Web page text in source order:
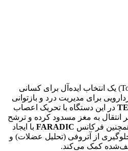
دستگاه توتال تنس (Total TENS) یک انتخاب ایده‌آل برای کسانی
برای مدیریت درد و بازتوانی
در این دستگاه با تحریک اعصاب
انتقال به مغز مسدود کرده و ترشح
فرکانس FARADIC با ایجاد
از آتروفی (تحلیل عضلات) و
کمک می‌کند.